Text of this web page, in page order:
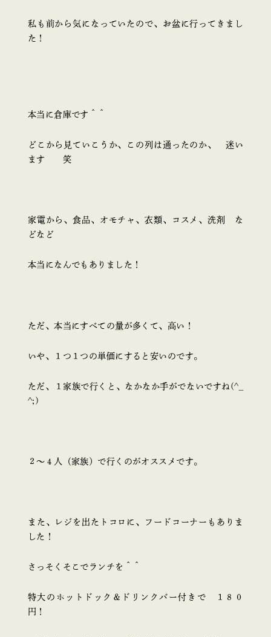
私も前から気になっていたので、お盆に行ってきまし
た！
本当に倉庫です＾＾
どこから見ていこうか、この列は通ったのか、 迷い
ます 笑
家電から、食品、オモチャ、衣類、コスメ、洗剤 な
どなど
本当になんでもありました！
ただ、本当にすべての量が多くて、高い！
いや、１つ１つの単価にすると安いのです。
ただ、１家族で行くと、なかなか手がでないですね(^_
^;)
２～４人（家族）で行くのがオススメです。
また、レジを出たトコロに、フードコーナーもありま
した！
さっそくそこでランチを＾＾
特大のホットドック＆ドリンクバー付きで １８０
円！